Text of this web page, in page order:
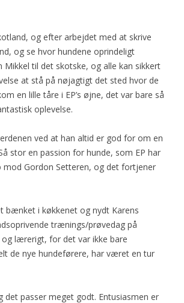
og efter arbejdet med at skrive
og se hvor hundene oprindeligt
til det skotske, og alle kan sikkert
at stå på nøjagtigt det sted hvor de
en lille tåre i EP’s øjne, det var bare så
oplevelse.
ved at han altid er god for om en
stor en passion for hunde, som EP har
Gordon Setteren, og det fortjener
bænket i køkkenet og nydt Karens
trænings/prøvedag på
lærerigt, for det var ikke bare
de nye hundeførere, har været en tur
det passer meget godt. Entusiasmen er